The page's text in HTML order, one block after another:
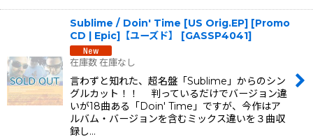
Sublime / Doin' Time [US Orig.EP] [Promo
CD | Epic]【ユーズド】
[GASSP4041]
在庫数 在庫なし
言わずと知れた、超名盤「Sublime」からのシン
グルカット！！ 判っているだけでバージョン違
いが18曲ある「Doin' Time」ですが、今作はア
ルバム・バージョンを含むミックス違いを３曲収
録し…